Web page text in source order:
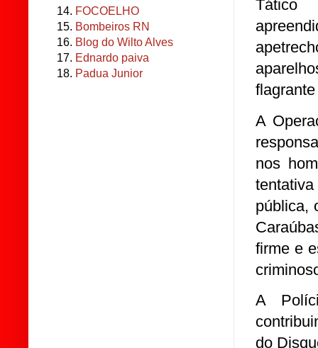
Tático
A
nos
pública,
firme e
A
do
14. FOCOELHO
15. Bombeiros RN
16. Blog do Wilto Alves
17. Ednardo paiva
18. Padua Junior